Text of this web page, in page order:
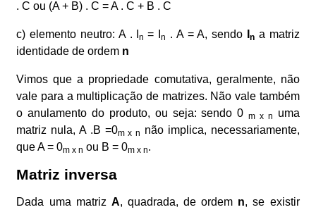
. C ou (A + B) . C = A . C + B . C
c) elemento neutro: A . In= In . A = A, sendo na matriz
identidade de ordem n
Vimos que a propriedade comutativa, geralmente, não
vale para a multiplicação de matrizes. Não vale também
o anulamento do produto, ou seja: sendo 0m x n
uma
matriz nula, A .B =0m x n não implica, necessariamente,
que A = 0m x n ou B = 0m x n.
Matriz inversa
Dada uma matriz A, quadrada, de ordem n, se existir